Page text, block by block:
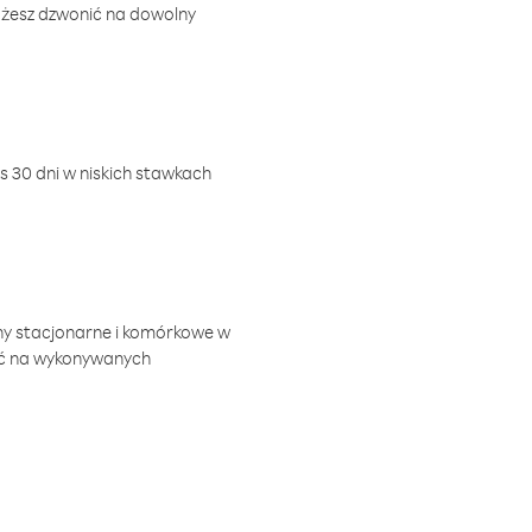
dzwonić na dowolny
30 dni w niskich stawkach
stacjonarne i komórkowe w
na wykonywanych